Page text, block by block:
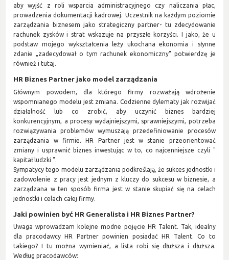
aby wyjść z roli wsparcia administracyjnego czy naliczania płac,
prowadzenia dokumentacji kadrowej. Uczestnik na każdym poziomie
zarządzania biznesem jako strategiczny partner- tu zdecydowanie
rachunek zysków i strat wskazuje na przyszłe korzyści. I jako, że u
podstaw mojego wykształcenia leży ukochana ekonomia i słynne
zdanie „zadecydował o tym rachunek ekonomiczny” potwierdzę je
również i tutaj.
HR Biznes Partner jako model zarządzania
Głównym powodem, dla którego firmy rozważają wdrożenie
wspomnianego modelu jest zmiana. Codzienne dylematy jak rozwijać
działalność lub co zrobić, aby uczynić biznes bardziej
konkurencyjnym, a procesy wydajniejszymi, sprawniejszymi, potrzeba
rozwiązywania problemów wymuszają przedefiniowanie procesów
zarządzania w firmie. HR Partner jest w stanie przeorientować
zmiany i usprawnić biznes inwestując w to, co najcenniejsze czyli "
kapitał ludzki ".
Sympatycy tego modelu zarządzania podkreślają, że sukces jednostki i
zadowolenie z pracy jest jednym z kluczy do sukcesu w biznesie, a
zarządzana w ten sposób firma jest w stanie skupiać się na celach
jednostki i celach całej firmy.
Jaki powinien być HR Generalista i HR Biznes Partner?
Uwaga wprowadzam kolejne modne pojęcie HR Talent. Tak, idealny
dla pracodawcy HR Partner powinien posiadać HR Talent. Co to
takiego? I tu można wymieniać, a lista robi się dłuższa i dłuższa.
Według pracodawców: